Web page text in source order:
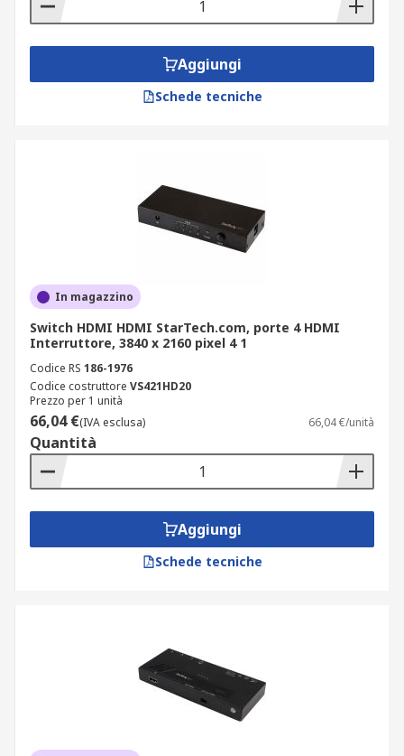
Aggiungi
Schede tecniche
In magazzino
Switch HDMI HDMI StarTech.com, porte 4 HDMI
Interruttore, 3840 x 2160 pixel 4 1
Codice RS 186-1976
Codice costruttore VS421HD20
Prezzo per 1 unità
66,04 €(IVA esclusa) 66,04 €/unità
Quantità
Aggiungi
Schede tecniche